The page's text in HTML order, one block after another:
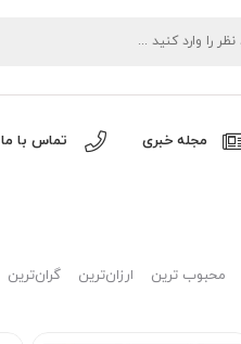
مجله خبری تماس با ما
محبوب ترین ارزان‌ترین گران‌ترین